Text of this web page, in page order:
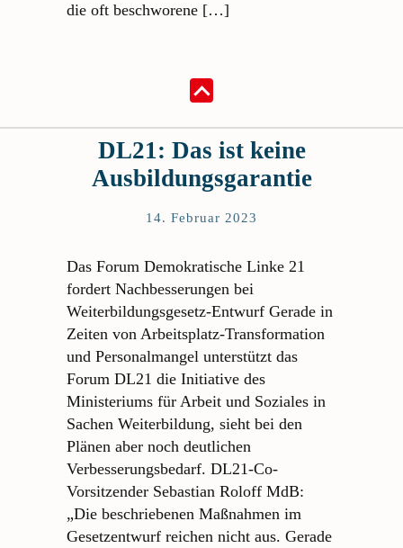
die oft beschworene […]
DL21: Das ist keine
Ausbildungsgarantie
14. Februar 2023
Das Forum Demokratische Linke 21
fordert Nachbesserungen bei
Weiterbildungsgesetz-Entwurf Gerade in
Zeiten von Arbeitsplatz-Transformation
und Personalmangel unterstützt das
Forum DL21 die Initiative des
Ministeriums für Arbeit und Soziales in
Sachen Weiterbildung, sieht bei den
Plänen aber noch deutlichen
Verbesserungsbedarf. DL21-Co-
Vorsitzender Sebastian Roloff MdB:
„Die beschriebenen Maßnahmen im
Gesetzentwurf reichen nicht aus. Gerade